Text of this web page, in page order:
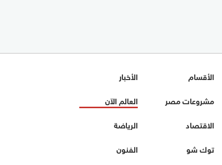
الأقسام
الأخبار
مشروعات مصر
العالم الآن
الاقتصاد
الرياضة
توك شو
الفنون